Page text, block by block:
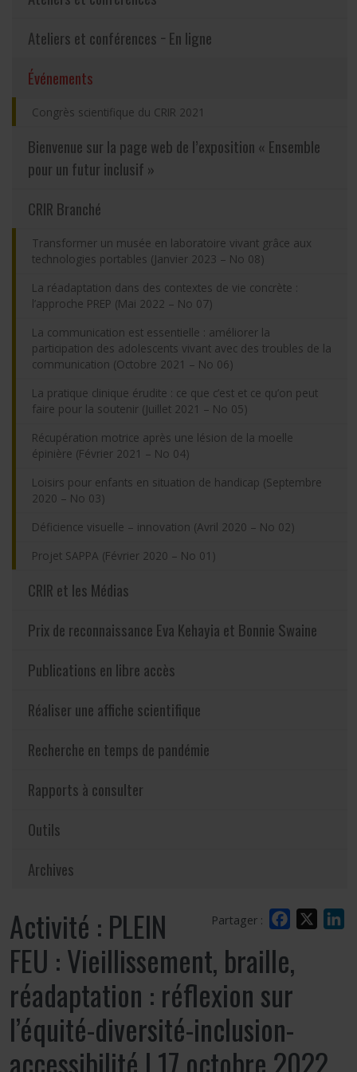
Emplois et stages
Éthique
Nous joindre
Plan du site
Accessibilité
Espace membre
Ateliers et conférences − En ligne
Événements
Congrès scientifique du CRIR 2021
Bienvenue sur la page web de l’exposition « Ensemble
pour un futur inclusif »
CRIR Branché
Transformer un musée en laboratoire vivant grâce aux
technologies portables (Janvier 2023 – No 08)
La réadaptation dans des contextes de vie concrète :
l’approche PREP (Mai 2022 – No 07)
La communication est essentielle : améliorer la
participation des adolescents vivant avec des troubles de la
communication (Octobre 2021 – No 06)
La pratique clinique érudite : ce que c’est et ce qu’on peut
faire pour la soutenir (Juillet 2021 – No 05)
Récupération motrice après une lésion de la moelle
épinière (Février 2021 – No 04)
Loisirs pour enfants en situation de handicap (Septembre
2020 – No 03)
Déficience visuelle – innovation (Avril 2020 – No 02)
Projet SAPPA (Février 2020 – No 01)
CRIR et les Médias
Prix de reconnaissance Eva Kehayia et Bonnie Swaine
Publications en libre accès
Réaliser une affiche scientifique
Recherche en temps de pandémie
Rapports à consulter
Outils
Archives
Partager : Facebook
Activité : PLEIN
FEU : Vieillissement, braille,
réadaptation : réflexion sur
l’équité-diversité-inclusion-
accessibilité | 17 octobre 2022